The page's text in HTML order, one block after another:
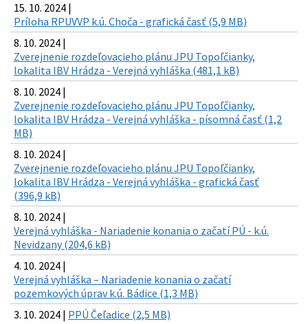
15. 10. 2024 |
Príloha RPUVVP k.ú. Choča - grafická časť (5,9 MB)
8. 10. 2024 |
Zverejnenie rozdeľovacieho plánu JPU Topoľčianky,
lokalita IBV Hrádza - Verejná vyhláška (481,1 kB)
8. 10. 2024 |
Zverejnenie rozdeľovacieho plánu JPU Topoľčianky,
lokalita IBV Hrádza - Verejná vyhláška - písomná časť (1,2
MB)
8. 10. 2024 |
Zverejnenie rozdeľovacieho plánu JPU Topoľčianky,
lokalita IBV Hrádza - Verejná vyhláška - grafická časť
(396,9 kB)
8. 10. 2024 |
Verejná vyhláška - Nariadenie konania o začatí PÚ - k.ú.
Nevidzany (204,6 kB)
4. 10. 2024 |
Verejná vyhláška – Nariadenie konania o začatí
pozemkových úprav k.ú. Bádice (1,3 MB)
3. 10. 2024 | PPÚ Čeľadice (2,5 MB)